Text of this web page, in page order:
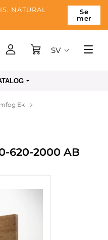
NATURAL
Se
mer
SV
Ek
620-2000 AB